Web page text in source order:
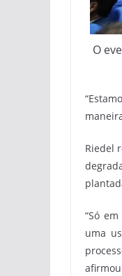
O
Riedel
“Só
uma